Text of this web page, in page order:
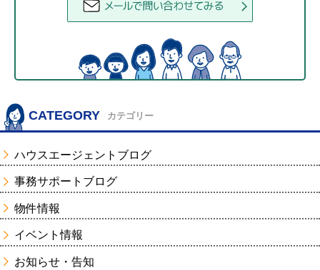
CATEGORY カテゴリー
ハウスエージェントブログ
事務サポートブログ
物件情報
イベント情報
お知らせ・告知